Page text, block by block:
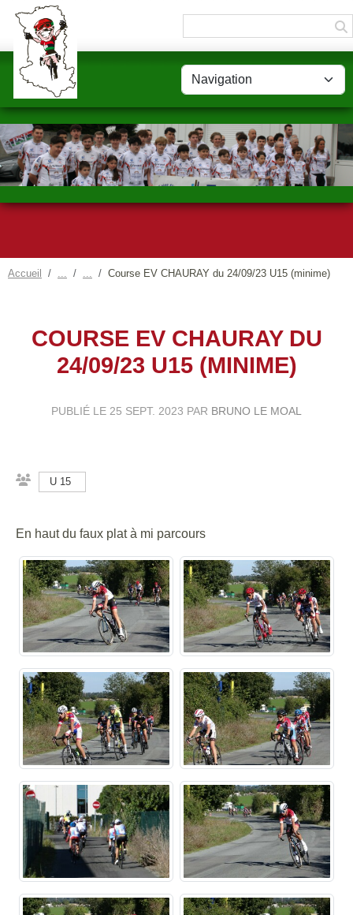
Accueil Course EV CHAURAY du 24/09/23 U15 (minime)
COURSE EV CHAURAY DU
24/09/23 U15 (MINIME)
PUBLIÉ LE 25 SEPT. 2023 PAR BRUNO LE MOAL
U 15
En haut du faux plat à mi parcours
Panneau de gestion des cookies